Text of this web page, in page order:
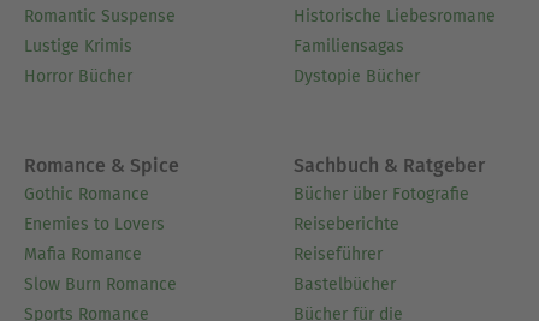
Romantic Suspense
Lustige Krimis
Horror Bücher
Historische Liebesromane
Familiensagas
Dystopie Bücher
Romance & Spice
Gothic Romance
Enemies to Lovers
Mafia Romance
Slow Burn Romance
Sports Romance
Sachbuch & Ratgeber
Bücher über Fotografie
Reiseberichte
Reiseführer
Bastelbücher
Bücher für die